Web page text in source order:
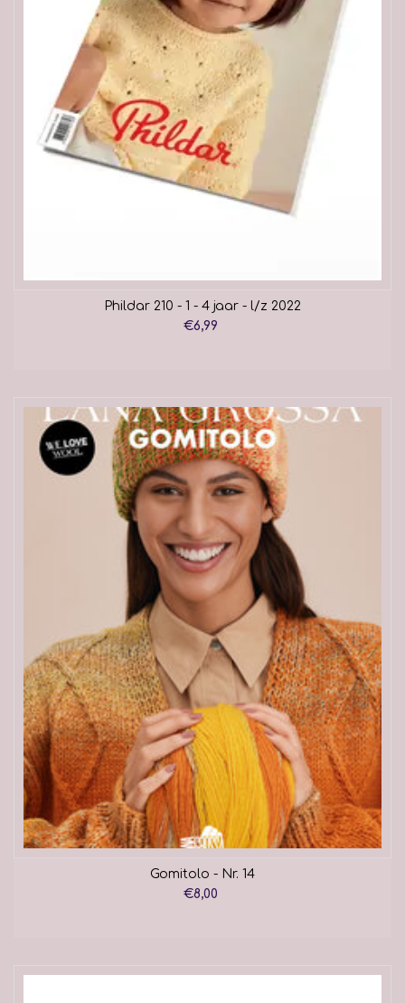
Phildar 210 - 1 - 4 jaar - l/z 2022
€6,99
Gomitolo - Nr. 14
€8,00